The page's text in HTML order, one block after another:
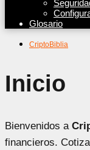
Glosario
CriptoBiblia
Inicio
Bienvenidos a
financieros.